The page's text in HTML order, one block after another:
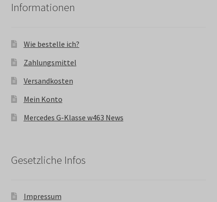
Informationen
Wie bestelle ich?
Zahlungsmittel
Versandkosten
Mein Konto
Mercedes G-Klasse w463 News
Gesetzliche Infos
Impressum